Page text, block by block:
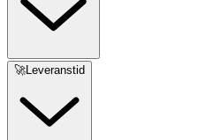
🚀Leveranstid